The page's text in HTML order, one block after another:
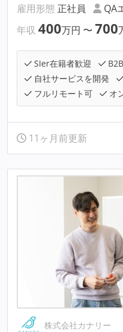
雇用形態 正社員 QA
年収 400万円 〜 700
SIer在籍者歓迎
自社サービスを開発
フルリモート可
オ
11ヶ月前更新
株式会社カナリー